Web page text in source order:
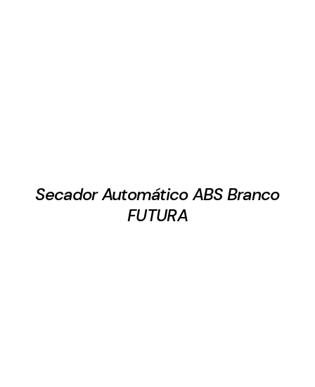
Secador Automático ABS Branco
FUTURA